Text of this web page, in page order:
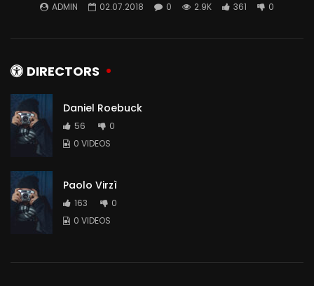
ADMIN 02.07.2018 0 2.9K 361 0
DIRECTORS
Daniel Roebuck
56
0
0 VIDEOS
Paolo Virzì
163
0
0 VIDEOS